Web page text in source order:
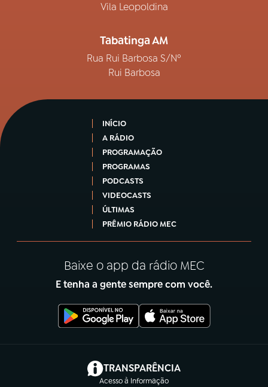
Vila Leopoldina
Tabatinga AM
Rua Rui Barbosa S/Nº
Rui Barbosa
INÍCIO
A RÁDIO
PROGRAMAÇÃO
PROGRAMAS
PODCASTS
VIDEOCASTS
ÚLTIMAS
PRÊMIO RÁDIO MEC
Baixe o app da rádio MEC
E tenha a gente sempre com você.
TRANSPARÊNCIA
Acesso à Informação
(abre em nova aba)